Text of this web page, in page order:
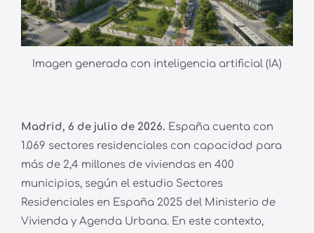
Imagen generada con inteligencia artificial (IA)
Madrid, 6 de julio de 2026. España cuenta con
1.069 sectores residenciales con capacidad para
más de 2,4 millones de viviendas en 400
municipios, según el estudio Sectores
Residenciales en España 2025 del Ministerio de
Vivienda y Agenda Urbana. En este contexto,